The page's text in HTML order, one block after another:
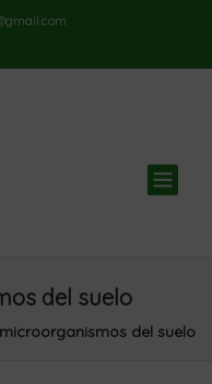
del suelo
microorganismos del suelo